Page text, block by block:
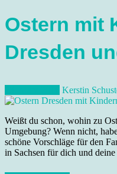
Ostern mit
Dresden
Kerstin
Weißt du schon, wohin zu
Umgebung? Wenn nicht,
schöne Vorschläge für den
in Sachsen für dich und